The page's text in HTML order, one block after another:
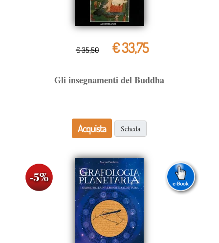
€ 35,50 € 33,75
Gli insegnamenti del Buddha
Acquista Scheda